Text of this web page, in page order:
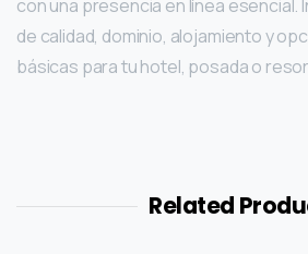
con una presencia en línea esencial.
de calidad, dominio, alojamiento y
básicas para tu hotel, posada o
Related